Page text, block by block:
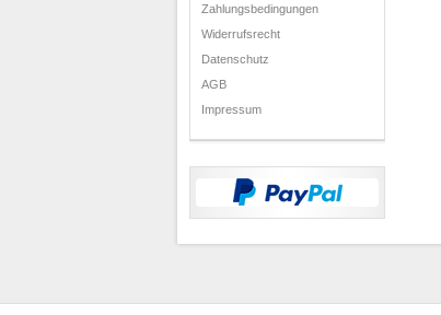
Zahlungsbedingungen
Widerrufsrecht
Datenschutz
AGB
Impressum